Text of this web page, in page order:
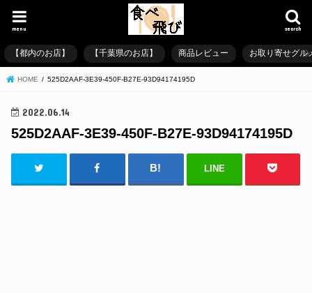
search
menu
【都内のお店】 【千葉県のお店】 商品レビュー お取り寄せグル
HOME 525D2AAF-3E39-450F-B27E-93D94174195D
2022.06.14
525D2AAF-3E39-450F-B27E-93D94174195D
LINE